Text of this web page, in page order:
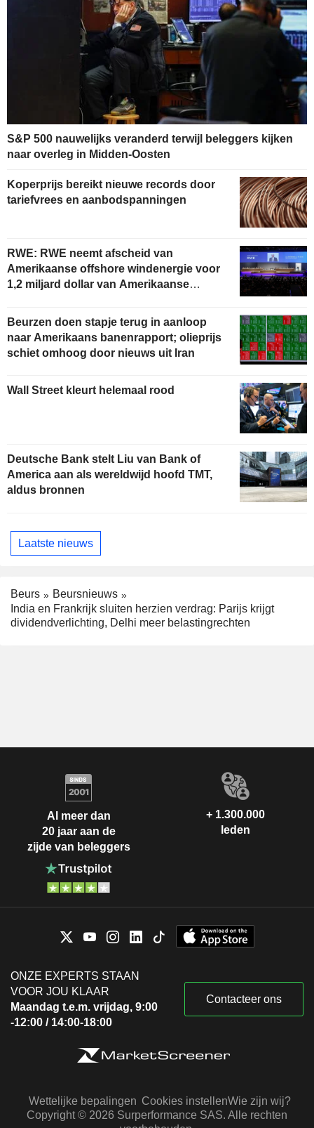
S&P 500 nauwelijks veranderd terwijl beleggers kijken
naar overleg in Midden-Oosten
Koperprijs bereikt nieuwe records door
tariefvrees en aanbodspanningen
RWE: RWE neemt afscheid van
Amerikaanse offshore windenergie voor
1,2 miljard dollar van Amerikaanse
Beurzen doen stapje terug in aanloop
naar Amerikaans banenrapport; olieprijs
schiet omhoog door nieuws uit Iran
Wall Street kleurt helemaal rood
Deutsche Bank stelt Liu van Bank of
America aan als wereldwijd hoofd TMT,
aldus bronnen
Laatste nieuws
Beurs
Beursnieuws
India en Frankrijk sluiten herzien verdrag: Parijs krijgt
dividendverlichting, Delhi meer belastingrechten
Al meer dan
20 jaar aan de
zijde van beleggers
+ 1.300.000
leden
ONZE EXPERTS STAAN
VOOR JOU KLAAR
Maandag t.e.m. vrijdag, 9:00
-12:00 / 14:00-18:00
Contacteer ons
Wettelijke bepalingen Cookies instellenWie zijn wij?
Copyright © 2026 Surperformance SAS. Alle rechten